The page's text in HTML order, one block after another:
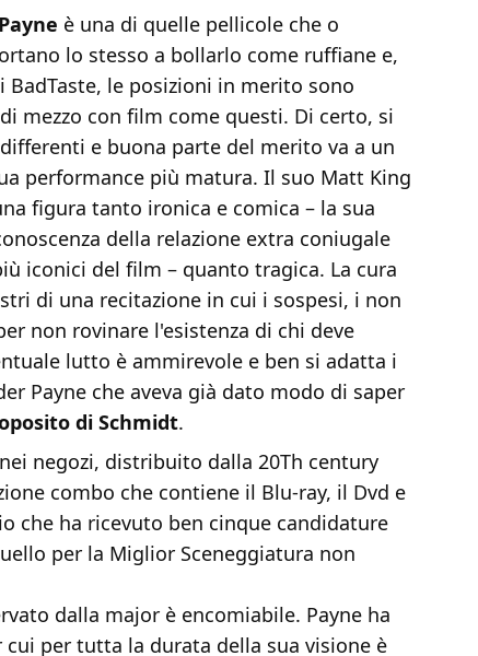
è una di quelle pellicole che o
lo stesso a bollarlo come ruffiane e,
le posizioni in merito sono
mezzo con film come questi. Di certo, si
e buona parte del merito va a un
performance più matura. Il suo Matt King
figura tanto ironica e comica – la sua
della relazione extra coniugale
iconici del film – quanto tragica. La cura
di una recitazione in cui i sospesi, i non
non rovinare l'esistenza di chi deve
lutto è ammirevole e ben si adatta i
Payne che aveva già dato modo di saper
di Schmidt.
negozi, distribuito dalla 20Th century
combo che contiene il Blu-ray, il Dvd e
che ha ricevuto ben cinque candidature
per la Miglior Sceneggiatura non
dalla major è encomiabile. Payne ha
per tutta la durata della sua visione è